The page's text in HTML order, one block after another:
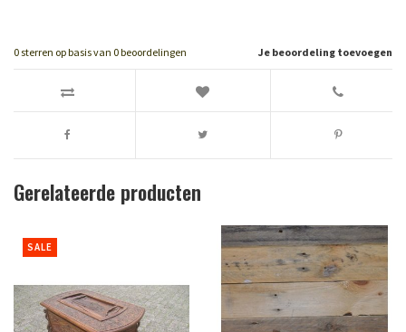
Je beoordeling toevoegen
0 sterren op basis van 0beoordelingen
Gerelateerde producten
SALE